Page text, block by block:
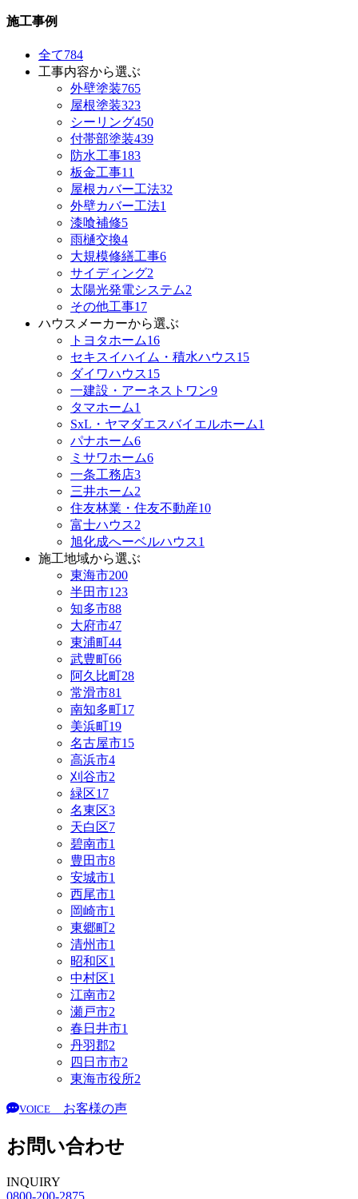
施工事例
全て784
工事内容から選ぶ
外壁塗装765
屋根塗装323
シーリング450
付帯部塗装439
防水工事183
板金工事11
屋根カバー工法32
外壁カバー工法1
漆喰補修5
雨樋交換4
大規模修繕工事6
サイディング2
太陽光発電システム2
その他工事17
ハウスメーカーから選ぶ
トヨタホーム16
セキスイハイム・積水ハウス15
ダイワハウス15
一建設・アーネストワン9
タマホーム1
SxL・ヤマダエスバイエルホーム1
パナホーム6
ミサワホーム6
一条工務店3
三井ホーム2
住友林業・住友不動産10
富士ハウス2
旭化成へーベルハウス1
施工地域から選ぶ
東海市200
半田市123
知多市88
大府市47
東浦町44
武豊町66
阿久比町28
常滑市81
南知多町17
美浜町19
名古屋市15
高浜市4
刈谷市2
緑区17
名東区3
天白区7
碧南市1
豊田市8
安城市1
西尾市1
岡崎市1
東郷町2
清州市1
昭和区1
中村区1
江南市2
瀬戸市2
春日井市1
丹羽郡2
四日市市2
東海市役所2
VOICE お客様の声
お問い合わせ
INQUIRY
0800-200-2875